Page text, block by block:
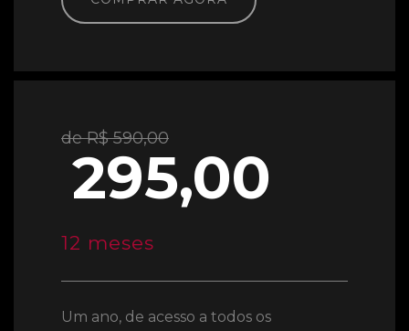
de R$ 590,00
295,00
12 meses
Um ano, de acesso a todos os